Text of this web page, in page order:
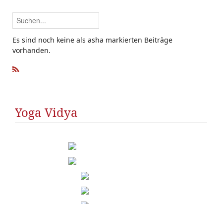
Es sind noch keine als asha markierten Beiträge
vorhanden.
Yoga Vidya